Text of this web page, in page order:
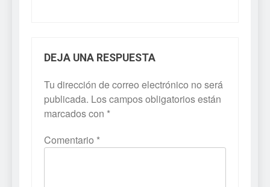
DEJA UNA RESPUESTA
Tu dirección de correo electrónico no será
publicada. Los campos obligatorios están
marcados con *
Comentario *